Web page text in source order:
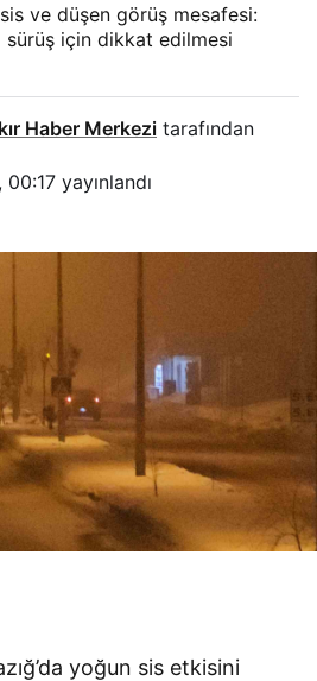
ve düşen görüş mesafesi:
sürüş için dikkat edilmesi
Haber Merkezi tarafından
00:17 yayınlandı
yoğun sis etkisini